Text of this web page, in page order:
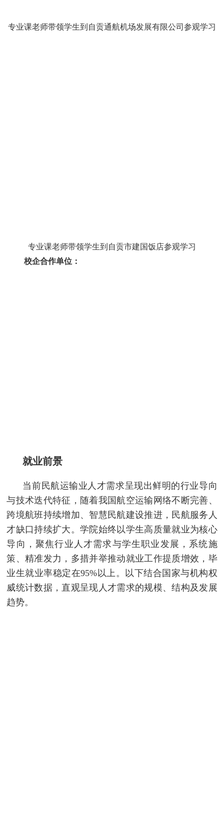
专业课老师带领学生到自贡通航机场发展有限公司参观学习
专业课老师带领学生到自贡市建国饭店参观学习
校企合作单位：
就业前景
当前民航运输业人才需求呈现出鲜明的行业导向
与技术迭代特征，随着我国航空运输网络不断完善、
跨境航班持续增加、智慧民航建设推进，民航服务人
才缺口持续扩大。学院始终以学生高质量就业为核心
导向，聚焦行业人才需求与学生职业发展，系统施
策、精准发力，多措并举推动就业工作提质增效，毕
业生就业率稳定在95%以上。以下结合国家与机构权
威统计数据，直观呈现人才需求的规模、结构及发展
趋势。